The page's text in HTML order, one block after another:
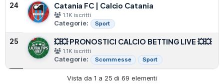
24 Catania FC | Calcio Catania
1.1K iscritti
Categorie: Sport
25 💥💥 PRONOSTICI CALCIO BETTING LIVE 💥💥
1.1K iscritti
Categorie: Scommesse Sport
Vista da 1 a 25 di 69 elementi